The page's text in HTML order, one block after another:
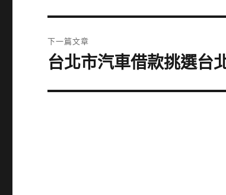
篇
章:
下一篇文章
下
篇
台北市汽車借款挑選台